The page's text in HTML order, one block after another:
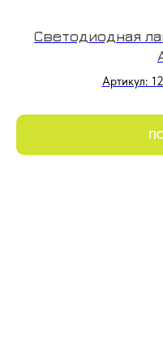
Светодиодная
Артикул: